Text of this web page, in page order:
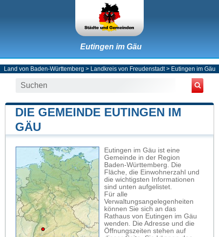
Eutingen im Gäu
Land von Baden-Württemberg > Landkreis von Freudenstadt> Eutingen im Gäu
DIE GEMEINDE EUTINGEN IM
GÄU
Eutingen im Gäu ist eine
Gemeinde in der Region
Baden-Württemberg. Die
Fläche, die Einwohnerzahl und
die wichtigsten Informationen
sind unten aufgelistet.
Für alle
Verwaltungsangelegenheiten
können Sie sich an das
Rathaus von Eutingen im Gäu
wenden. Die Adresse und die
Öffnungszeiten stehen auf